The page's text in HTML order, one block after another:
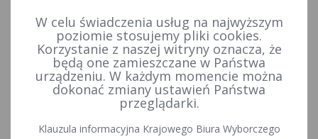
Wybory Prezydenta Rzeczypospolitej Polskiej Wybory Prezydenta RP w 2025 r.
Komunikaty komisarzy wyborczych
Informacje Komisarza Wyborczego w Legnicy z dnia 22 kwietnia 2025 r. o możliwości dokonania dodatkowych zgłoszeń kandydatów do obwodowych komisji wyborczych oraz terminie losowania
Informacje Komisarza
W celu świadczenia usług na najwyższym
poziomie stosujemy pliki cookies.
Korzystanie z naszej witryny oznacza, że
będą one zamieszczane w Państwa
urządzeniu. W każdym momencie można
dokonać zmiany ustawień Państwa
przeglądarki.
Klauzula informacyjna Krajowego Biura Wyborczego